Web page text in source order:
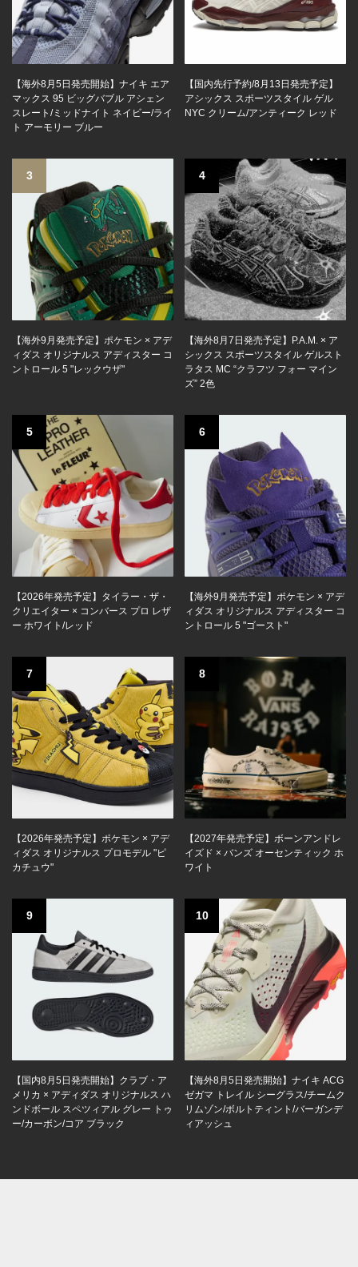
【海外8月5日発売開始】ナイキ エア
マックス 95 ビッグバブル アシェン
スレート/ミッドナイト ネイビー/ライ
ト アーモリー ブルー
【国内先行予約/8月13日発売予定】
アシックス スポーツスタイル ゲル
NYC クリーム/アンティーク レッド
3
【海外9月発売予定】ポケモン × アデ
ィダス オリジナルス アディスター コ
ントロール 5 "レックウザ"
4
【海外8月7日発売予定】P.A.M. × ア
シックス スポーツスタイル ゲルスト
ラタス MC “クラフツ フォー マイン
ズ” 2色
5
【2026年発売予定】タイラー・ザ・
クリエイター × コンバース プロ レザ
ー ホワイト/レッド
6
【海外9月発売予定】ポケモン × アデ
ィダス オリジナルス アディスター コ
ントロール 5 "ゴースト"
7
【2026年発売予定】ポケモン × アデ
ィダス オリジナルス プロモデル "ピ
カチュウ"
8
【2027年発売予定】ボーンアンドレ
イズド × バンズ オーセンティック ホ
ワイト
9
【国内8月5日発売開始】クラブ・ア
メリカ × アディダス オリジナルス ハ
ンドボール スペツィアル グレー トゥ
ー/カーボン/コア ブラック
10
【海外8月5日発売開始】ナイキ ACG
ゼガマ トレイル シーグラス/チームク
リムゾン/ボルトティント/バーガンデ
ィアッシュ